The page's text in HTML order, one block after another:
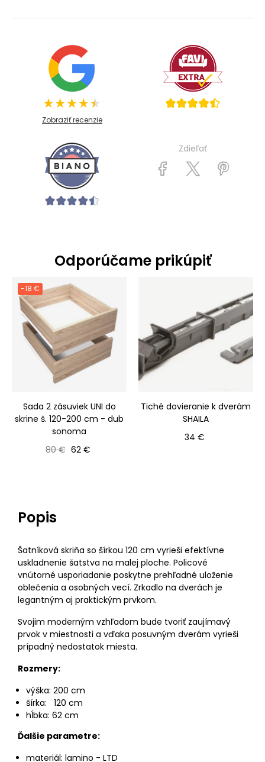
Zobraziť recenzie
Zdieľať
Odporúčame prikúpiť
-18 €
Sada 2 zásuviek UNI do
skrine š. 120-200 cm - dub
sonoma
Bežná cena
80 € Cena
62 €
Tiché dovieranie k dverám
SHAILA
Cena
34 €
Popis
Šatníková skriňa so šírkou 120 cm vyrieši efektívne
uskladnenie šatstva na malej ploche. Policové
vnútorné usporiadanie poskytne prehľadné uloženie
oblečenia a osobných vecí. Zrkadlo na dverách je
legantným aj praktickým prvkom.
Svojim moderným vzhľadom bude tvoriť zaujímavý
prvok v miestnosti a vďaka posuvným dverám vyrieši
prípadný nedostatok miesta.
Rozmery:
výška: 200 cm
šírka: 120 cm
hĺbka: 62 cm
Ďalšie parametre:
materiál: lamino - LTD